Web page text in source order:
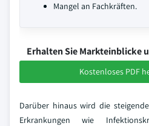
Mangel an Fachkräften.
Erhalten Sie Markteinblicke
Kostenloses PDF
Darüber hinaus wird die
Erkrankungen wie